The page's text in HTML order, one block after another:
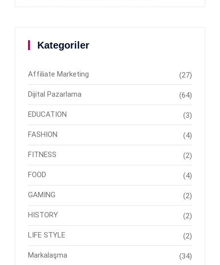
Kategoriler
Affiliate Marketing (27)
Dijital Pazarlama (64)
EDUCATION (3)
FASHION (4)
FITNESS (2)
FOOD (4)
GAMING (2)
HISTORY (2)
LIFE STYLE (2)
Markalaşma (34)